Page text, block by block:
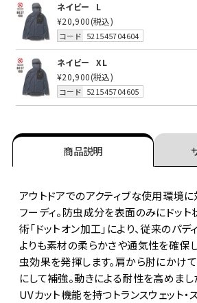
ネイビー
L
¥20,900(税込)
コード 521545704604
ネイビー
XL
¥20,900(税込)
コード 521545704605
商品説明
アウトドアでのアクティブな使用環境
フーディ。防虫成分を表面のみにドット
術「ドットオン加工」により、従来のパ
よりも素材の柔らかさや通気性を確保
虫効果を発揮します。肩から肘にかけ
にして補強。動きによる耐性を高めまし
UVカット機能を持つトランスウェット